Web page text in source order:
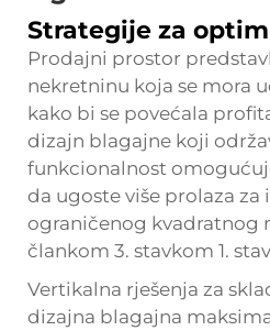
Strategije za
Prodajni prostor
nekretninu koja se mora
kako bi se povećala
dizajn blagajne koji
funkcionalnost
da ugoste više prolaza
ograničenog kvadratnog
člankom 3. stavkom 1.
Vertikalna rješenja za
dizajna blagajna